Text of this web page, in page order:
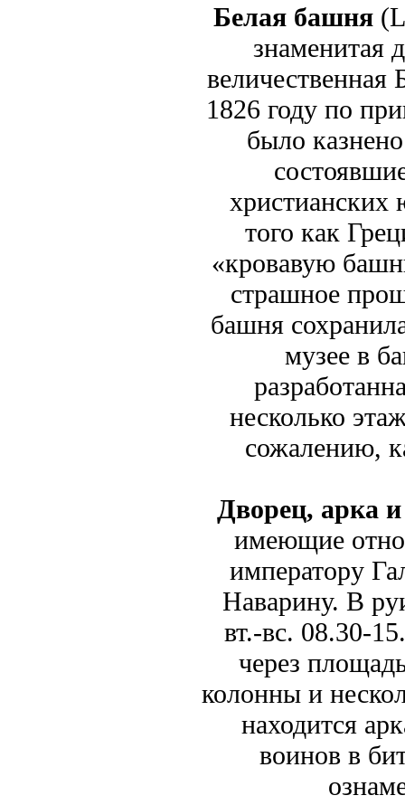
Белая башня
знаменитая
1826 году по
было
того как
«кровавую
страшное
башня
музее в
несколько
сожалению,
Дворец, арка
имеющие
императору
Наварину. В
вт.-вс. 08.30-
через
колонны и
находится
воинов в